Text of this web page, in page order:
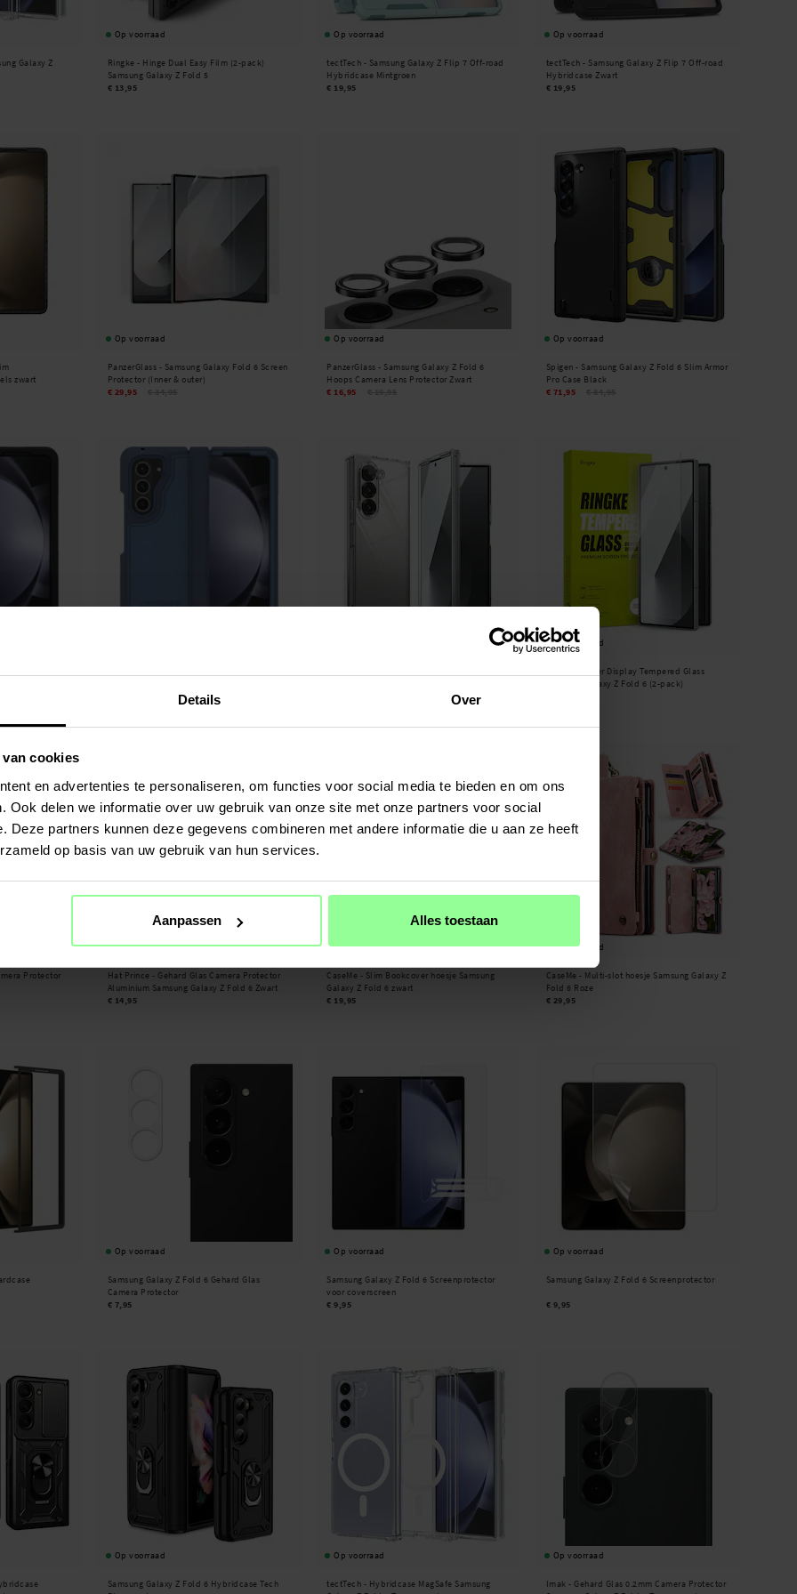
Details Over
cookies
en advertenties te personaliseren, om functies voor social media te bieden en om ons
Ook delen we informatie over uw gebruik van onze site met onze partners voor social
Deze partners kunnen deze gegevens combineren met andere informatie die u aan ze heeft
op basis van uw gebruik van hun services.
Aanpassen Alles toestaan
Galaxy Z
Op voorraad
Ringke - Hinge Dual Easy Film (2-pack)
Samsung Galaxy Z Fold 5
€ 13,95
Op voorraad
tectTech - Samsung Galaxy Z Flip 7 Off-road
Hybridcase Mintgroen
€ 19,95
Op voorraad
tectTech - Samsung Galaxy Z Flip 7 Off-road
Hybridcase Zwart
€ 19,95
zwart
Op voorraad
PanzerGlass - Samsung Galaxy Fold 6 Screen
Protector (Inner & outer)
€ 29,95
Op voorraad
PanzerGlass - Samsung Galaxy Z Fold 6
Hoops Camera Lens Protector Zwart
€ 16,95
Op voorraad
Spigen - Samsung Galaxy Z Fold 6 Slim Armor
Pro Case Black
€ 71,95
Op voorraad
Cover Display Tempered Glass
Samsung Galaxy Z Fold 6 (2-pack)
Protector
Op voorraad
Hat Prince - Gehard Glas Camera Protector
Aluminium Samsung Galaxy Z Fold 6 Zwart
€ 14,95
Op voorraad
CaseMe - Slim Bookcover hoesje Samsung
Galaxy Z Fold 6 zwart
€ 19,95
Op voorraad
CaseMe - Multi-slot hoesje Samsung Galaxy Z
Fold 6 Roze
€ 29,95
Op voorraad
Samsung Galaxy Z Fold 6 Gehard Glas
Camera Protector
€ 7,95
Op voorraad
Samsung Galaxy Z Fold 6 Screenprotector
voor coverscreen
€ 9,95
Op voorraad
Samsung Galaxy Z Fold 6 Screenprotector
€ 9,95
Op voorraad
Samsung Galaxy Z Fold 6 Hybridcase Tech
Op voorraad
tectTech - Hybridcase MagSafe Samsung
Op voorraad
Imak - Gehard Glas 0.2mm Camera Protector